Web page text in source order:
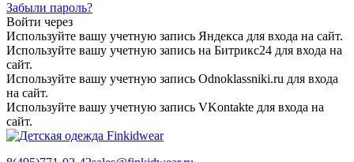
Забыли пароль?
Войти через
Используйте вашу учетную запись Яндекса для входа на сайт.
Используйте вашу учетную запись на Битрикс24 для входа на
сайт.
Используйте вашу учетную запись Odnoklassniki.ru для входа
на сайт.
Используйте вашу учетную запись VKontakte для входа на
сайт.